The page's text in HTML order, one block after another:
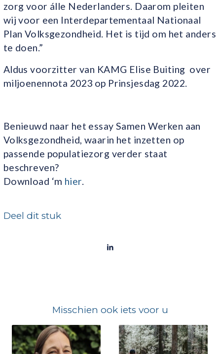
zorg voor álle Nederlanders. Daarom pleiten
wij voor een Interdepartementaal Nationaal
Plan Volksgezondheid. Het is tijd om het anders
te doen.”
Aldus voorzitter van KAMG Elise Buiting over
miljoenennota 2023 op Prinsjesdag 2022.
Benieuwd naar het essay Samen Werken aan
Volksgezondheid, waarin het inzetten op
passende populatiezorg verder staat
beschreven?
Download ‘m hier.
Deel dit stuk
Misschien ook iets voor u